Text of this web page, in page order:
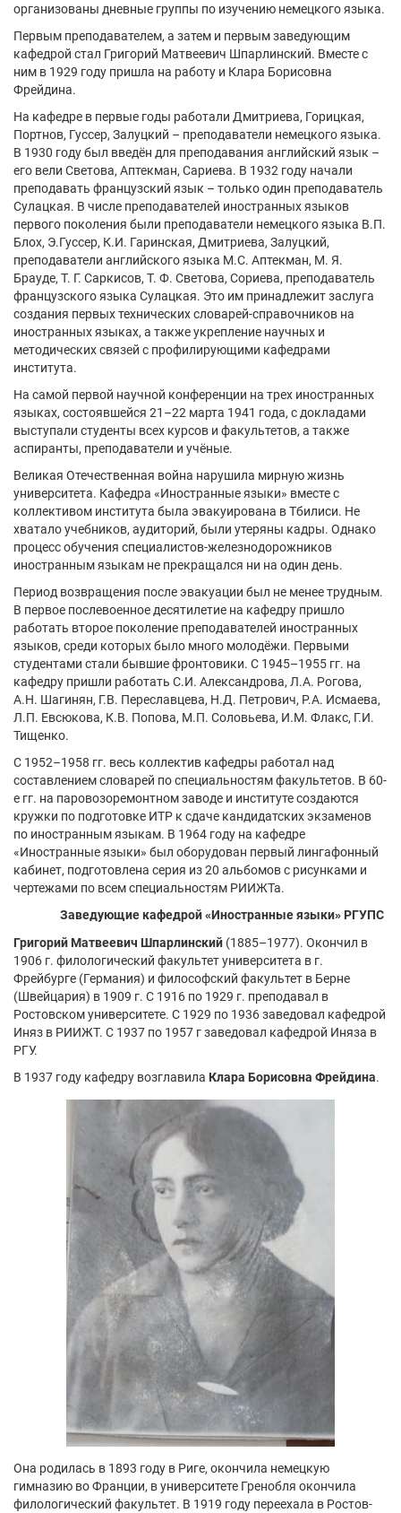
организованы дневные группы по изучению немецкого языка.
Первым преподавателем, а затем и первым заведующим
кафедрой стал Григорий Матвеевич Шпарлинский. Вместе с
ним в 1929 году пришла на работу и Клара Борисовна
Фрейдина.
На кафедре в первые годы работали Дмитриева, Горицкая,
Портнов, Гуссер, Залуцкий – преподаватели немецкого языка.
В 1930 году был введён для преподавания английский язык –
его вели Светова, Аптекман, Сариева. В 1932 году начали
преподавать французский язык – только один преподаватель
Сулацкая. В числе преподавателей иностранных языков
первого поколения были преподаватели немецкого языка В.П.
Блох, Э.Гуссер, К.И. Гаринская, Дмитриева, Залуцкий,
преподаватели английского языка М.С. Аптекман, М. Я.
Брауде, Т. Г. Саркисов, Т. Ф. Светова, Сориева, преподаватель
французского языка Сулацкая. Это им принадлежит заслуга
создания первых технических словарей-справочников на
иностранных языках, а также укрепление научных и
методических связей с профилирующими кафедрами
института.
На самой первой научной конференции на трех иностранных
языках, состоявшейся 21–22 марта 1941 года, с докладами
выступали студенты всех курсов и факультетов, а также
аспиранты, преподаватели и учёные.
Великая Отечественная война нарушила мирную жизнь
университета. Кафедра «Иностранные языки» вместе с
коллективом института была эвакуирована в Тбилиси. Не
хватало учебников, аудиторий, были утеряны кадры. Однако
процесс обучения специалистов-железнодорожников
иностранным языкам не прекращался ни на один день.
Период возвращения после эвакуации был не менее трудным.
В первое послевоенное десятилетие на кафедру пришло
работать второе поколение преподавателей иностранных
языков, среди которых было много молодёжи. Первыми
студентами стали бывшие фронтовики. С 1945–1955 гг. на
кафедру пришли работать С.И. Александрова, Л.А. Рогова,
А.Н. Шагинян, Г.В. Переславцева, Н.Д. Петрович, Р.А. Исмаева,
Л.П. Евсюкова, К.В. Попова, М.П. Соловьева, И.М. Флакс, Г.И.
Тищенко.
С 1952–1958 гг. весь коллектив кафедры работал над
составлением словарей по специальностям факультетов. В 60-
е гг. на паровозоремонтном заводе и институте создаются
кружки по подготовке ИТР к сдаче кандидатских экзаменов
по иностранным языкам. В 1964 году на кафедре
«Иностранные языки» был оборудован первый лингафонный
кабинет, подготовлена серия из 20 альбомов с рисунками и
чертежами по всем специальностям РИИЖТа.
Заведующие кафедрой «Иностранные языки» РГУПС
Григорий Матвеевич Шпарлинский (1885–1977). Окончил в
1906 г. филологический факультет университета в г.
Фрейбурге (Германия) и философский факультет в Берне
(Швейцария) в 1909 г. С 1916 по 1929 г. преподавал в
Ростовском университете. С 1929 по 1936 заведовал кафедрой
Иняз в РИИЖТ. С 1937 по 1957 г заведовал кафедрой Иняза в
РГУ.
В 1937 году кафедру возглавила Клара Борисовна Фрейдина.
Она родилась в 1893 году в Риге, окончила немецкую
гимназию во Франции, в университете Гренобля окончила
филологический факультет. В 1919 году переехала в Ростов-